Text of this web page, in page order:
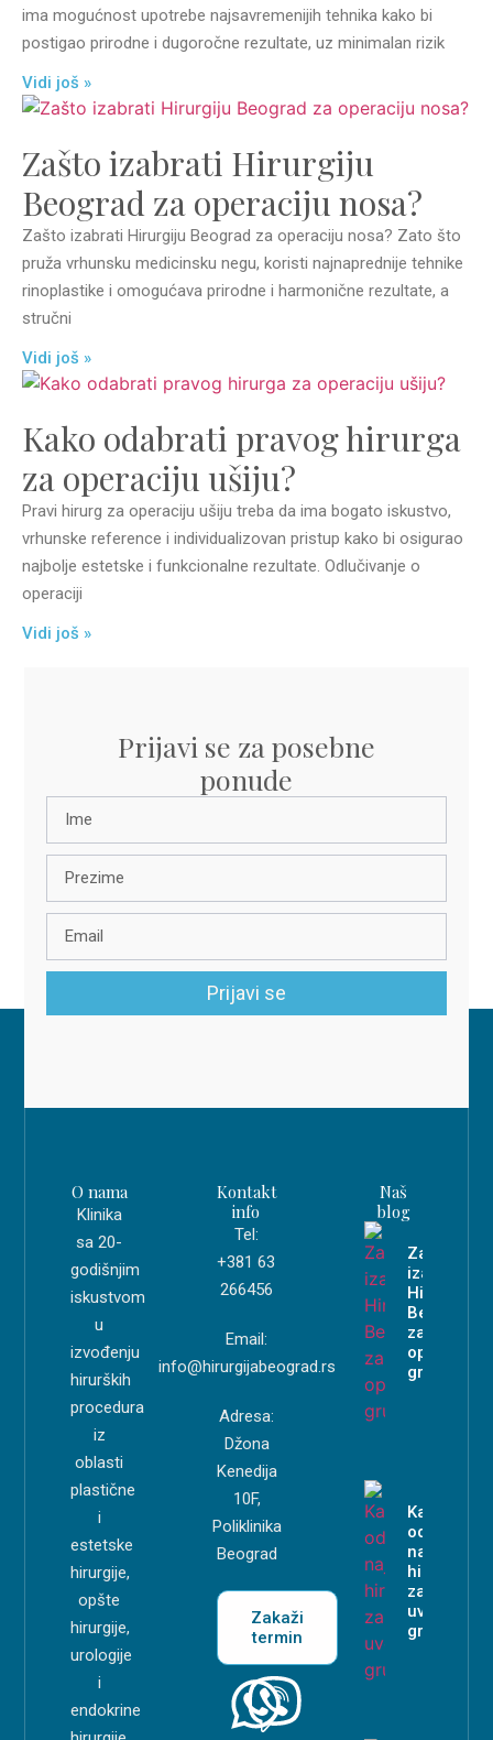
ima mogućnost upotrebe najsavremenijih tehnika kako bi
postigao prirodne i dugoročne rezultate, uz minimalan rizik
Vidi još »
Zašto izabrati Hirurgiju
Beograd za operaciju nosa?
Zašto izabrati Hirurgiju Beograd za operaciju nosa? Zato što
pruža vrhunsku medicinsku negu, koristi najnaprednije tehnike
rinoplastike i omogućava prirodne i harmonične rezultate, a
stručni
Vidi još »
Kako odabrati pravog hirurga
za operaciju ušiju?
Pravi hirurg za operaciju ušiju treba da ima bogato iskustvo,
vrhunske reference i individualizovan pristup kako bi osigurao
najbolje estetske i funkcionalne rezultate. Odlučivanje o
operaciji
Vidi još »
Prijavi se za posebne
ponude
Prijavi se
O nama
Klinika
sa 20-
godišnjim
iskustvom
u
izvođenju
hirurških
procedura
iz
oblasti
plastične
i
estetske
hirurgije,
opšte
hirurgije,
urologije
i
endokrine
Kontakt
info
Tel:
+381 63
266456
Email:
info@hirurgijabeograd.rs
Adresa:
Džona
Kenedija
10F,
Poliklinika
Beograd
Zakaži
termin
Naš
blog
Zašto
izabrati
Hirurgiju
Beograd
za
operaciju
grudi?
Kako
odabrati
najboljeg
hirurga
za
uvećanje
grudi?